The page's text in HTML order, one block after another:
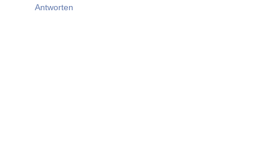
Antworten